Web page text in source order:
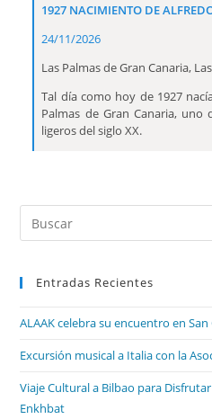
1927 NACIMIENTO DE
24/11/2026
Las Palmas de Gran Canaria,
Tal día como hoy de 1927
Palmas de Gran Canaria,
ligeros del siglo XX.
Entradas Recientes
ALAAK celebra su encuentro en San
Excursión musical a Italia con la
Viaje Cultural a Bilbao para
Enkhbat